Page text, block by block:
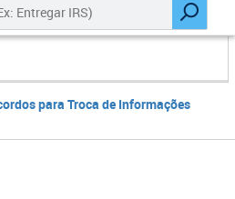
para Troca de Informações